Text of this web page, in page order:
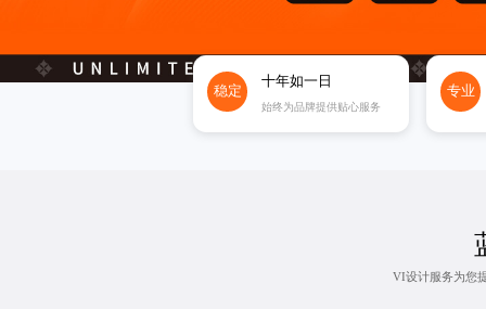
稳定
十年如一日
始终为品牌提供贴心服务
专业
VI设计服务为您